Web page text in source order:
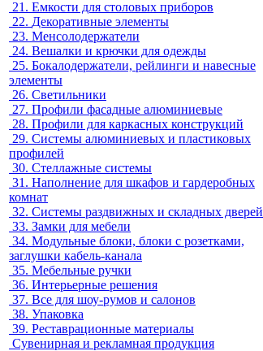
21. Емкости для столовых приборов
22. Декоративные элементы
23. Менсолодержатели
24. Вешалки и крючки для одежды
25. Бокалодержатели, рейлинги и навесные
элементы
26. Светильники
27. Профили фасадные алюминиевые
28. Профили для каркасных конструкций
29. Системы алюминиевых и пластиковых
профилей
30. Стеллажные системы
31. Наполнение для шкафов и гардеробных
комнат
32. Системы раздвижных и складных дверей
33. Замки для мебели
34. Модульные блоки, блоки с розетками,
заглушки кабель-канала
35. Мебельные ручки
36. Интерьерные решения
37. Все для шоу-румов и салонов
38. Упаковка
39. Реставрационные материалы
Сувенирная и рекламная продукция